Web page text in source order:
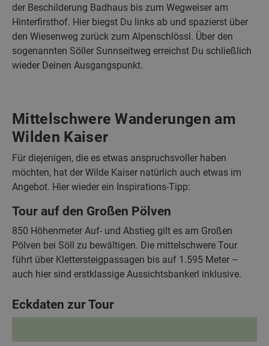
der Beschilderung Badhaus bis zum Wegweiser am
Hinterfirsthof. Hier biegst Du links ab und spazierst über
den Wiesenweg zurück zum Alpenschlössl. Über den
sogenannten Söller Sunnseitweg erreichst Du schließlich
wieder Deinen Ausgangspunkt.
Mittelschwere Wanderungen am
Wilden Kaiser
Für diejenigen, die es etwas anspruchsvoller haben
möchten, hat der Wilde Kaiser natürlich auch etwas im
Angebot. Hier wieder ein Inspirations-Tipp:
Tour auf den Großen Pölven
850 Höhenmeter Auf- und Abstieg gilt es am Großen
Pölven bei Söll zu bewältigen. Die mittelschwere Tour
führt über Klettersteigpassagen bis auf 1.595 Meter –
auch hier sind erstklassige Aussichtsbankerl inklusive.
Eckdaten zur Tour